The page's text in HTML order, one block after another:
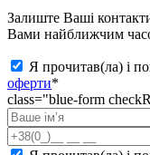
Залиште Ваші
Вами найближчим
Я прочитав(ла) і
оферти*
class="blue-form